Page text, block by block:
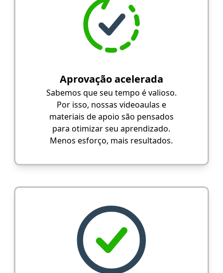
Aprovação acelerada
Sabemos que seu tempo é valioso.
Por isso, nossas videoaulas e
materiais de apoio são pensados
para otimizar seu aprendizado.
Menos esforço, mais resultados.